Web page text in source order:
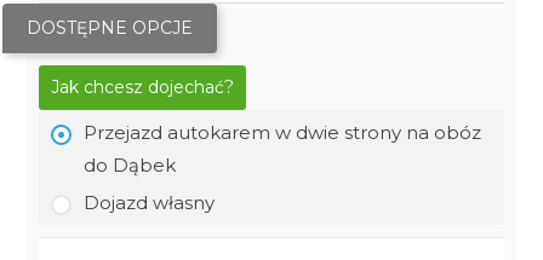
DOSTĘPNE OPCJE
Jak chcesz dojechać?
Przejazd autokarem w dwie strony na obóz
do Dąbek
Dojazd własny